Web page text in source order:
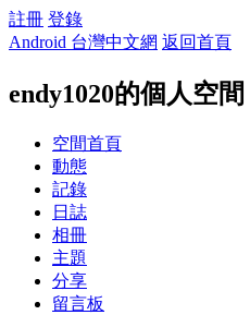
註冊 登錄
Android 台灣中文網 返回首頁
endy1020的個人空間
空間首頁
動態
記錄
日誌
相冊
主題
分享
留言板